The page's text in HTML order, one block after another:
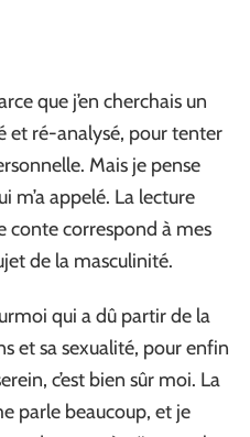
que j’en cherchais un
et ré-analysé, pour tenter
Mais je pense
m’a appelé. La lecture
conte correspond à mes
de la masculinité.
qui a dû partir de la
et sa sexualité, pour enfin
c’est bien sûr moi. La
parle beaucoup, et je